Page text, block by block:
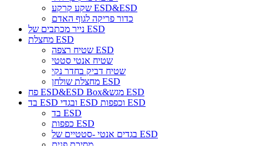
שקע קרקע ESD&ESD
כדור פריקה לגוף האדם
נייר מכתבים של ESD
מחצלת ESD
שטיח רצפה ESD
שטיח אנטי סטטי
שטיח דביק בחדר נקי
מחצלת שולחן ESD
פח ESD&ESD Box&מגש ESD
בד ESD ובגדי ESD וכפפות ESD
בד ESD
כפפות ESD
בגדים אנטי -סטטיים של ESD